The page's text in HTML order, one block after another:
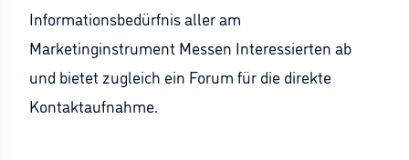
Informationsbedürfnis aller am
Marketinginstrument Messen Interessierten ab
und bietet zugleich ein Forum für die direkte
Kontaktaufnahme.